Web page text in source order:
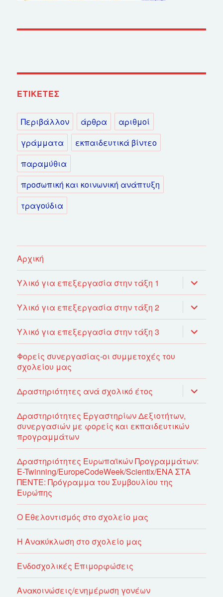
ΕΤΙΚΈΤΕΣ
Περιβάλλον άρθρα
αριθμοί
γράμματα
εκπαιδευτικά βίντεο
παραμύθια
προσωπική και κοινωνική ανάπτυξη
τραγούδια
Αρχική
Υλικό για επεξεργασία στην τάξη 1 του
μενού
Υλικό για επεξεργασία στην τάξη 2 του
μενού
Υλικό για επεξεργασία στην τάξη 3 του
μενού
Φορείς συνεργασίας-οι συμμετοχές του
σχολείου μας
Δραστηριότητες ανά σχολικό έτος του
μενού
Δραστηριότητες Εργαστηρίων Δεξιοτήτων,
συνεργασιών με φορείς και εκπαιδευτικών
προγραμμάτων
Δραστηριότητες Ευρωπαϊκών Προγραμμάτων:
E-Twinning/EuropeCodeWeek/Scientix/ΕΝΑ ΣΤΑ
ΠΕΝΤΕ: Πρόγραμμα του Συμβουλίου της
Ευρώπης
Ο Εθελοντισμός στο σχολείο μας
Η Ανακύκλωση στο σχολείο μας
Ενδοσχολικές Επιμορφώσεις
Ανακοινώσεις/ενημέρωση γονέων